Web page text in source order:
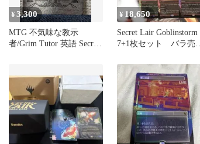
¥3,300
MTG 不気味な教示
者/Grim Tutor 英語 Secret
¥ 18,650
Secret Lair Goblinstorm
7+1枚セット バラ売り